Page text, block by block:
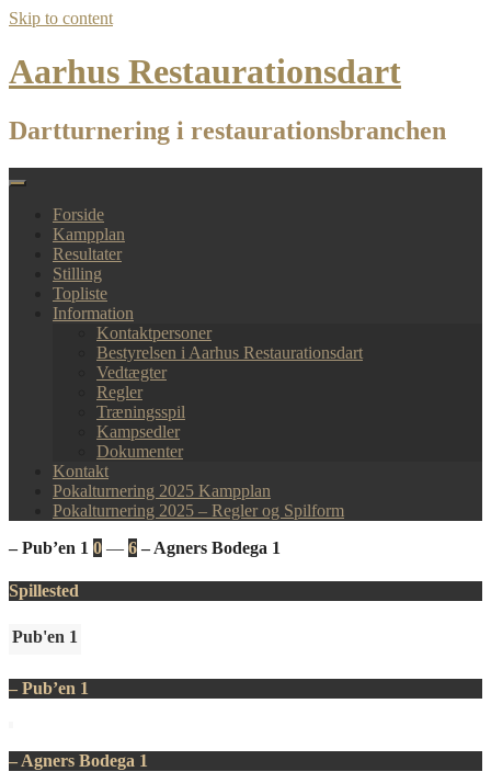
Skip to content
Aarhus Restaurationsdart
Dartturnering i restaurationsbranchen
Forside
Kampplan
Resultater
Stilling
Topliste
Information
Kontaktpersoner
Bestyrelsen i Aarhus Restaurationsdart
Vedtægter
Regler
Træningsspil
Kampsedler
Dokumenter
Kontakt
Pokalturnering 2025 Kampplan
Pokalturnering 2025 – Regler og Spilform
– Pub’en 1 0 — 6 – Agners Bodega 1
Spillested
Pub'en 1
– Pub’en 1
– Agners Bodega 1